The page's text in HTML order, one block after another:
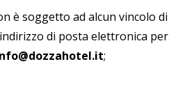
è soggetto ad alcun vincolo di
di posta elettronica per
;